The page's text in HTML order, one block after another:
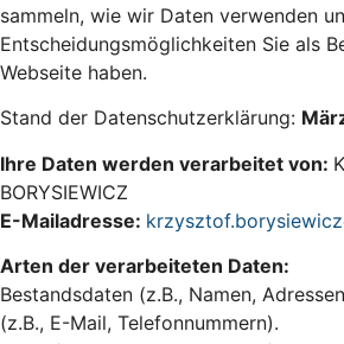
sammeln, wie wir Daten verwenden
Entscheidungsmöglichkeiten Sie als
Webseite haben.
Stand der Datenschutzerklärung:
Ihre Daten werden verarbeitet von:
BORYSIEWICZ
E-Mailadresse:
Arten der verarbeiteten Daten:
Bestandsdaten (z.B., Namen,
(z.B., E-Mail, Telefonnummern).